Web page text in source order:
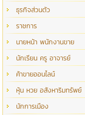
ธุรกิจส่วนตัว
ราชการ
นายหน้า พนักงานขาย
นักเรียน ครู อาจารย์
ค้าขายออนไลน์
หุ้น หวย อสังหาริมทรัพย์
นักการเมือง